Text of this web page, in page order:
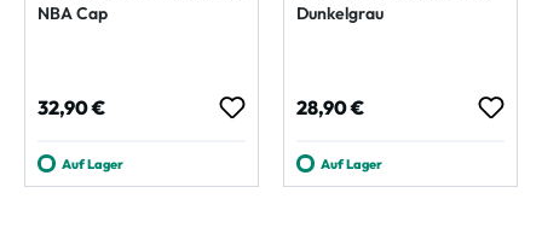
NBA Cap
Regulärer Preis:
32,90 €
Auf Lager
Dunkelgrau
Regulärer Preis:
28,90 €
Auf Lager